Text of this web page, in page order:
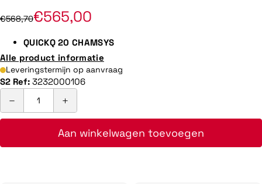
€568,70€565,00
QUICKQ 20 CHAMSYS
Alle product informatie
Leveringstermijn op aanvraag
S2 Ref: 3232000106
Aan winkelwagen toevoegen